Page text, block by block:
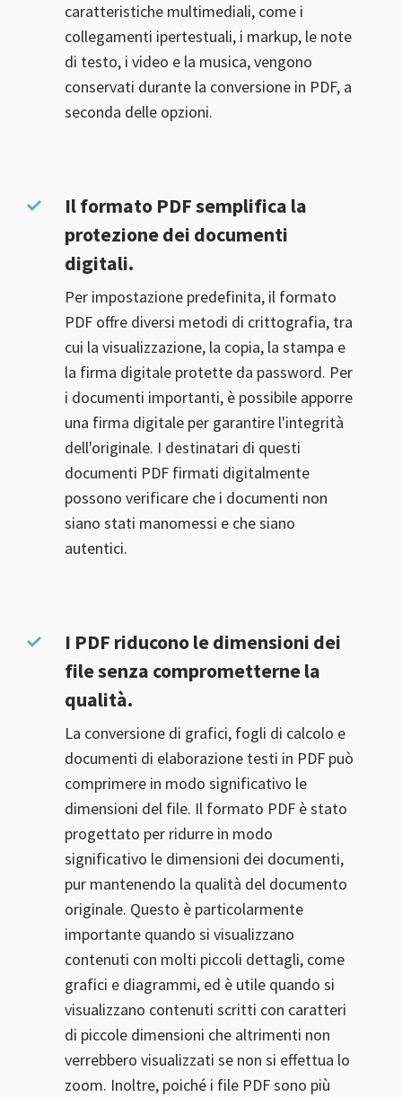
caratteristiche multimediali, come i
collegamenti ipertestuali, i markup, le note
di testo, i video e la musica, vengono
conservati durante la conversione in PDF, a
seconda delle opzioni.
Il formato PDF semplifica la
protezione dei documenti
digitali.
Per impostazione predefinita, il formato
PDF offre diversi metodi di crittografia, tra
cui la visualizzazione, la copia, la stampa e
la firma digitale protette da password. Per
i documenti importanti, è possibile apporre
una firma digitale per garantire l'integrità
dell'originale. I destinatari di questi
documenti PDF firmati digitalmente
possono verificare che i documenti non
siano stati manomessi e che siano
autentici.
I PDF riducono le dimensioni dei
file senza comprometterne la
qualità.
La conversione di grafici, fogli di calcolo e
documenti di elaborazione testi in PDF può
comprimere in modo significativo le
dimensioni del file. Il formato PDF è stato
progettato per ridurre in modo
significativo le dimensioni dei documenti,
pur mantenendo la qualità del documento
originale. Questo è particolarmente
importante quando si visualizzano
contenuti con molti piccoli dettagli, come
grafici e diagrammi, ed è utile quando si
visualizzano contenuti scritti con caratteri
di piccole dimensioni che altrimenti non
verrebbero visualizzati se non si effettua lo
zoom. Inoltre, poiché i file PDF sono più